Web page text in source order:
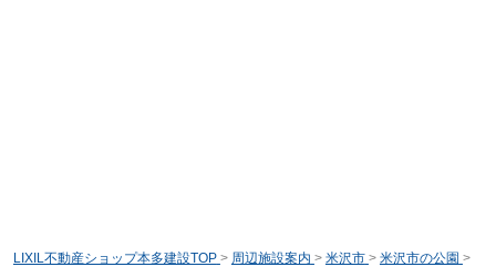
LIXIL不動産ショップ本多建設TOP > 周辺施設案内 > 米沢市 > 米沢市の公園 >